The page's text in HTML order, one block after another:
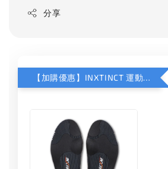
分享
【加購優惠】INXTINCT 運動款鞋墊